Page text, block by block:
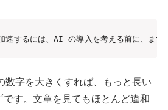
速するには、AI の導入を考える前に、ま
数字を大きくすれば、もっと長い
す。文章を見てもほとんど違和